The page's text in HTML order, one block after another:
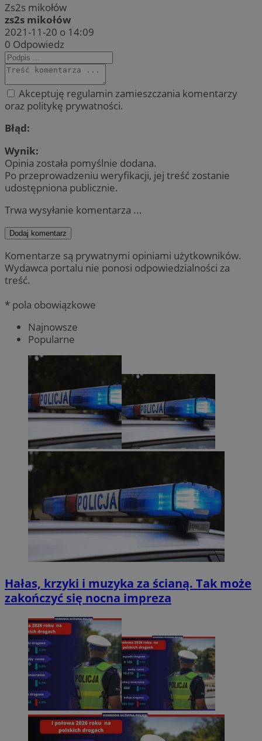
Zs2s mikołów
zs2s mikołów
2021-11-20 o 14:09
0 Odpowiedz
Akceptuję regulamin zamieszczania komentarzy
oraz politykę prywatności.
Błąd:
Wynik:
Opinia została pomyślnie dodana.
Po przeprowadzeniu weryfikacji, jej treść zostanie
udostępniona publicznie.
Trwa wysyłanie komentarza ...
Dodaj komentarz
Komentarze są prywatnymi opiniami użytkowników.
Wydawca portalu nie ponosi odpowiedzialności za
treść.
* pola obowiązkowe
Najnowsze
Popularne
Hałas, krzyki i muzyka za ścianą. Tak może
zakończyć się nocna impreza